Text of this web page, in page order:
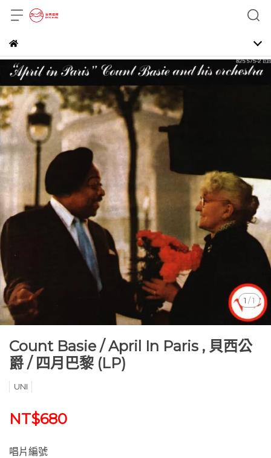
1 /1
Count Basie ‎/ April In Paris , 貝西公
爵 / 四月巴黎 (LP)
UNI
NT$680
唱片編號